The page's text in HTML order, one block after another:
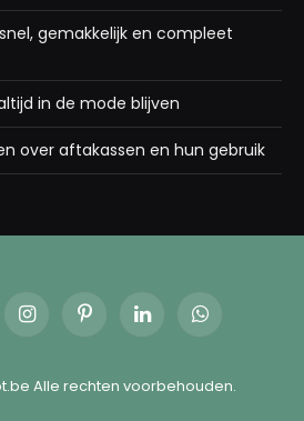
gemakkelijk en compleet
in de mode blijven
over aftakassen en hun gebruik
InstagramPinterestLinkedInWhatsApp
Alle rechten voorbehouden.